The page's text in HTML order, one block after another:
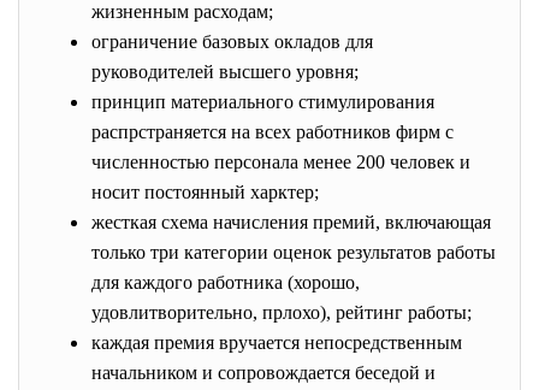
жизненным расходам;
ограничение базовых окладов для
руководителей высшего уровня;
принцип материального стимулирования
распрстраняется на всех работников фирм с
численностью персонала менее 200 человек и
носит постоянный харктер;
жесткая схема начисления премий, включающая
только три категории оценок результатов работы
для каждого работника (хорошо,
удовлитворительно, прлохо), рейтинг работы;
каждая премия вручается непосредственным
начальником и сопровождается беседой и